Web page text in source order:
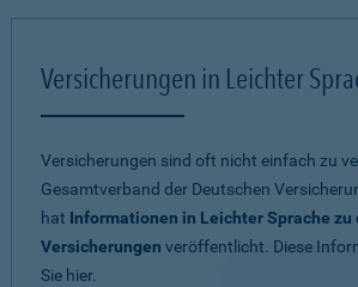
Versicherungen in Leichter
Versicherungen sind oft nicht einfach zu
Gesamtverband der Deutschen
hat Informationen in Leichter Sprache zu
Versicherungen veröffentlicht. Diese
Sie hier.